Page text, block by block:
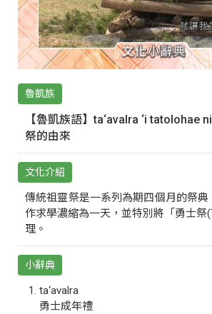
魯凱族
【魯凱族語】ta‘avalra ‘i tatolohae
祭的由來
文化介紹
傳統祖靈祭是一系列為期四個月的祭
作求學濃縮為一天，並特別將「勇士祭
理。
小辭典
ta‘avalra
勇士成年禮